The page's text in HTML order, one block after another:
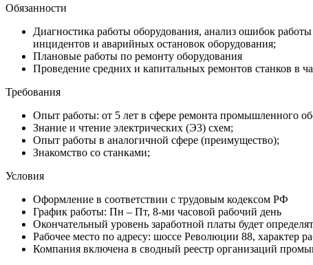
Обязанности
Диагностика работы оборудования, анализ ошибок
инцидентов и аварийных остановок оборудования;
Плановые работы по ремонту оборудования
Проведение средних и капитальных ремонтов станков в
Требования
Опыт работы: от 5 лет в сфере ремонта промышленного
Знание и чтение электрических (Э3) схем;
Опыт работы в аналогичной сфере (преимущество);
Знакомство со станками;
Условия
Оформление в соответствии с трудовым кодексом РФ
График работы: Пн – Пт, 8-ми часовой рабочий день
Окончательный уровень заработной платы будет
Рабочее место по адресу: шоссе Революции 88, характер
Компания включена в сводный реестр организаций